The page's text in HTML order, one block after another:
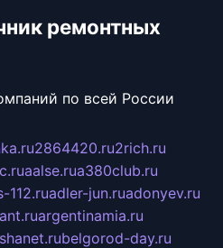
ремонтных
по всей России
2864420.ru2rich.ru
aalse.rua380club.ru
112.ruadler-jun.ruadonyev.ru
argentinamia.ru
belgorod-day.ru